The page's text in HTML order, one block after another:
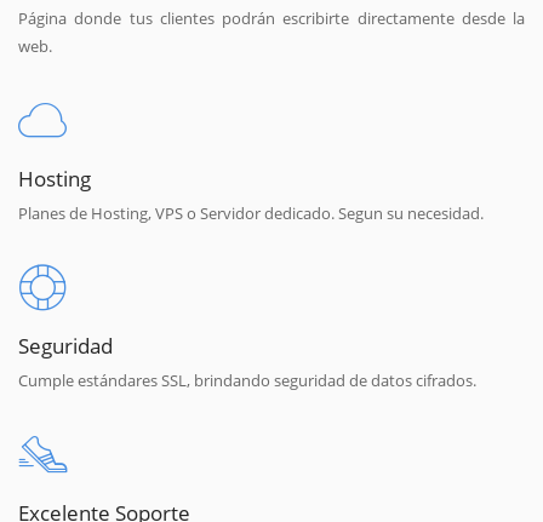
Página donde tus clientes podrán escribirte directamente desde la
web.
Hosting
Planes de Hosting, VPS o Servidor dedicado. Segun su necesidad.
Seguridad
Cumple estándares SSL, brindando seguridad de datos cifrados.
Excelente Soporte